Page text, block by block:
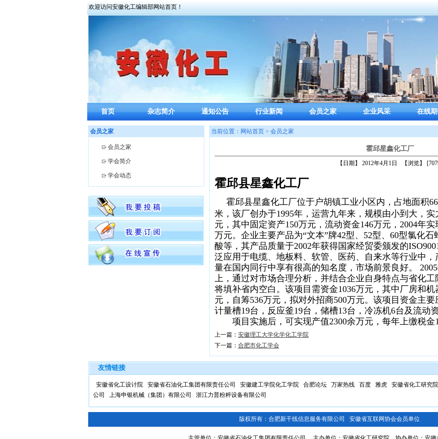
欢迎访问安徽化工编辑部网站首页！
首页 杂志简介 通知公告 行业新闻 会员之家 企业风采 在线
会员之家
会员之家
学会简介
学会动态
当前位置：网站首页 > 会员之家
霍邱星鑫化工厂
【日期】 2012年4月1日 【浏览】
霍邱县星鑫化工厂
霍邱县星鑫化工厂位于户胡镇工业小区内，占地面积
米，该厂创办于1995年，运营九年来，规模由小到大，
元，其中固定资产150万元，流动资金146万元，2004年
万元。企业主要产品为“文本”牌42型、52型、60型氯化
酸等，其产品质量于2002年获得国家经贸委颁发的
泛应用于电缆、地板料、软管、医药、自来水等行业中
量在国内同行中享有很高的知名度，市场前景良好。
上，通过对市场合理分析，并结合企业自身特点与省化
将填补省内空白。该项目需资金1036万元，其中厂房和
元，自筹536万元，拟对外招商500万元。该项目资金主要
计量槽19台，反应釜19台，储槽13台，冷冻机6台及流动资
项目实施后，可实现产值2300余万元，每年上缴税金
上一篇： 安徽理工大学化学化工学院
下一篇： 合肥市化工学会
友情链接
安徽省化工设计院 安徽省石油化工集团有限责任公司 安徽建工学院化工学院 合肥论坛 万家热线 百度 雅虎 安徽省化工研究院
公司
上海申银机械（集团）有限公司 浙江力普粉粹设备有限公司
版权所有：合肥新干线信息服务有限公司 安徽省互联网协会会员单位